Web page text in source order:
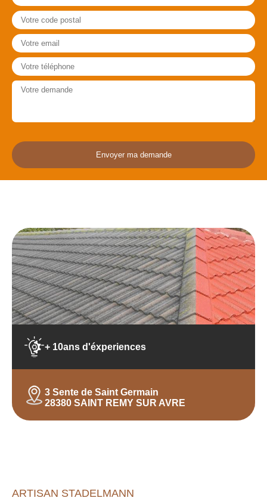
+ 10ans d'éxperiences
3 Sente de Saint Germain
28380 SAINT REMY SUR AVRE
ARTISAN STADELMANN